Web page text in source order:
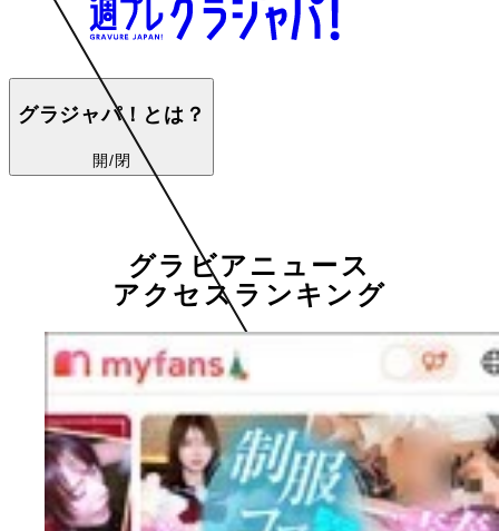
グラジャパ！とは？
開/閉
グラビアニュース
アクセスランキング